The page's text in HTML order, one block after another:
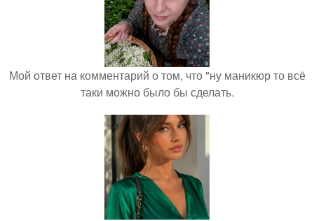
Мой ответ на комментарий о том, что "ну маникюр то всё
таки можно было бы сделать.